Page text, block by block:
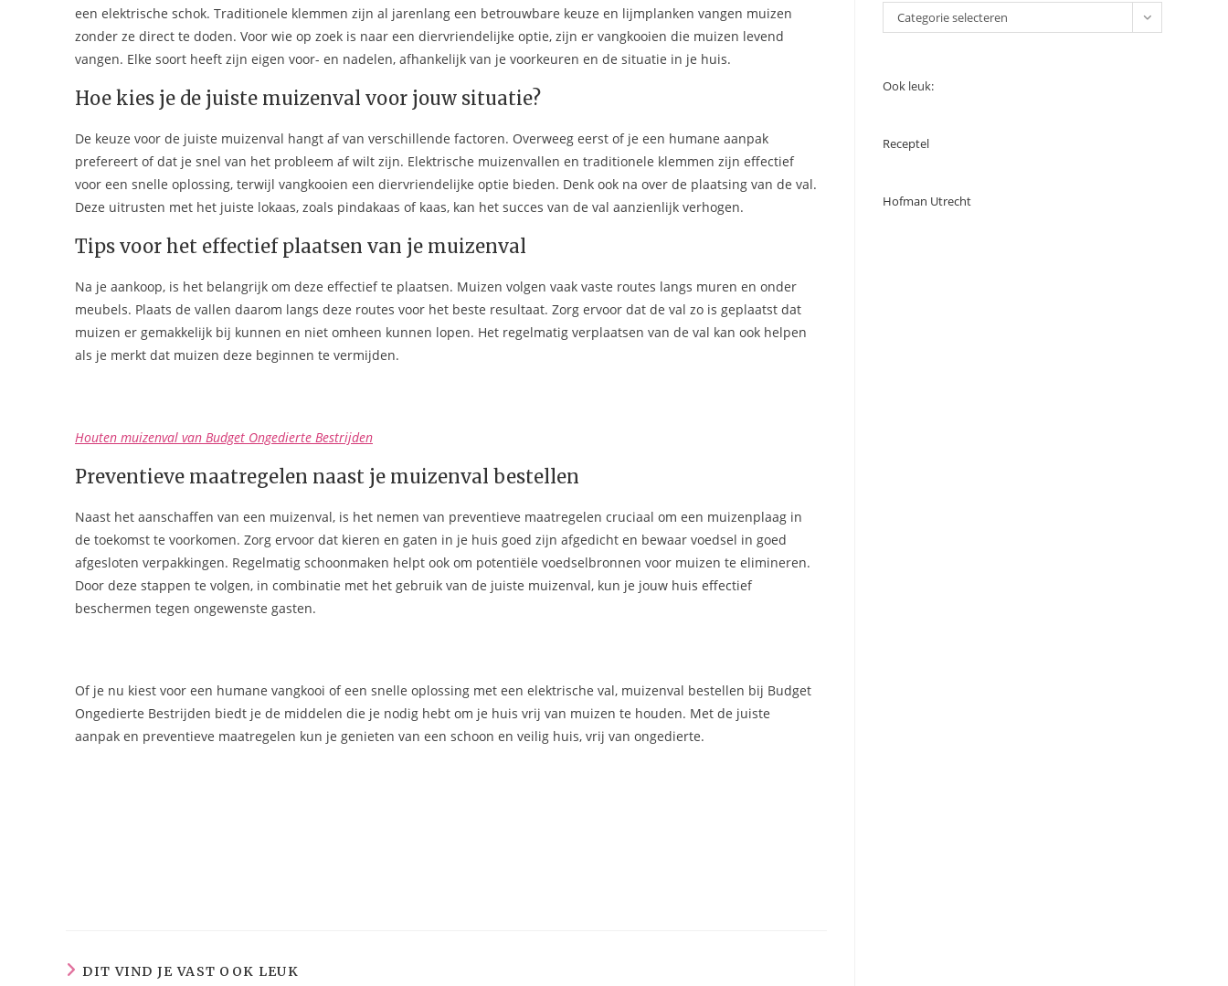
een elektrische schok. Traditionele klemmen zijn al jarenlang een betrouwbare keuze en lijmplanken vangen muizen
zonder ze direct te doden. Voor wie op zoek is naar een diervriendelijke optie, zijn er vangkooien die muizen levend
vangen. Elke soort heeft zijn eigen voor- en nadelen, afhankelijk van je voorkeuren en de situatie in je huis.
Hoe kies je de juiste muizenval voor jouw situatie?
De keuze voor de juiste muizenval hangt af van verschillende factoren. Overweeg eerst of je een humane aanpak
prefereert of dat je snel van het probleem af wilt zijn. Elektrische muizenvallen en traditionele klemmen zijn effectief
voor een snelle oplossing, terwijl vangkooien een diervriendelijke optie bieden. Denk ook na over de plaatsing van de val.
Deze uitrusten met het juiste lokaas, zoals pindakaas of kaas, kan het succes van de val aanzienlijk verhogen.
Tips voor het effectief plaatsen van je muizenval
Na je aankoop, is het belangrijk om deze effectief te plaatsen. Muizen volgen vaak vaste routes langs muren en onder
meubels. Plaats de vallen daarom langs deze routes voor het beste resultaat. Zorg ervoor dat de val zo is geplaatst dat
muizen er gemakkelijk bij kunnen en niet omheen kunnen lopen. Het regelmatig verplaatsen van de val kan ook helpen
als je merkt dat muizen deze beginnen te vermijden.
Houten muizenval van Budget Ongedierte Bestrijden
Preventieve maatregelen naast je muizenval bestellen
Naast het aanschaffen van een muizenval, is het nemen van preventieve maatregelen cruciaal om een muizenplaag in
de toekomst te voorkomen. Zorg ervoor dat kieren en gaten in je huis goed zijn afgedicht en bewaar voedsel in goed
afgesloten verpakkingen. Regelmatig schoonmaken helpt ook om potentiële voedselbronnen voor muizen te elimineren.
Door deze stappen te volgen, in combinatie met het gebruik van de juiste muizenval, kun je jouw huis effectief
beschermen tegen ongewenste gasten.
Of je nu kiest voor een humane vangkooi of een snelle oplossing met een elektrische val, muizenval bestellen bij Budget
Ongedierte Bestrijden biedt je de middelen die je nodig hebt om je huis vrij van muizen te houden. Met de juiste
aanpak en preventieve maatregelen kun je genieten van een schoon en veilig huis, vrij van ongedierte.
DIT VIND JE VAST OOK LEUK
Categorie selecteren
Ook leuk:
Receptel
Hofman Utrecht